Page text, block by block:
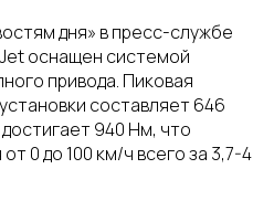
дня» в пресс-службе
оснащен системой
привода. Пиковая
составляет 646
940 Нм, что
0 до 100 км/ч всего за 3,7-4